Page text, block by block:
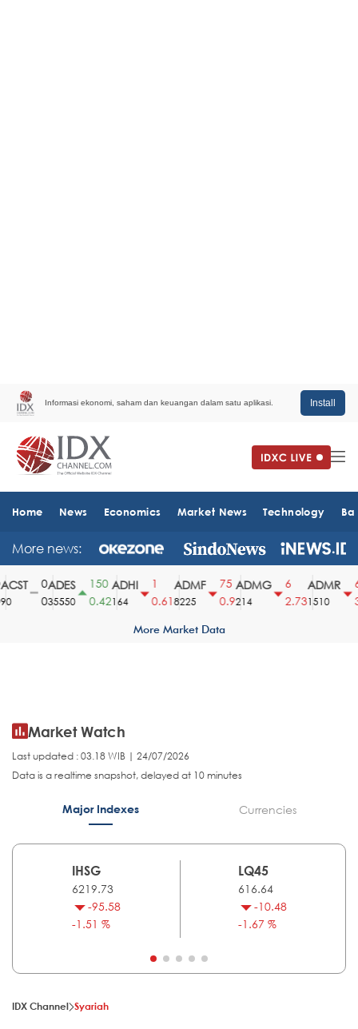
Informasi ekonomi, saham dan keuangan dalam satu aplikasi. Install
Home News Economics Market News Technology
More news:
ADES
35550
150
0.42
ADHI
164
0.61
ADMF
8225
75
0.9
ADMG
214
2.73
ADMR
1510
60
More Market Data
Market Watch
Last updated : 03.18 WIB | 24/07/2026
Data is a realtime snapshot, delayed at 10 minutes
Major Indexes Currencies
IHSG
6219.73
-95.58
-1.51 %
LQ45
616.64
-10.48
-1.67 %
IDX Channel Syariah